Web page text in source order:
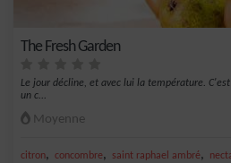
The Fresh Garden
Le jour décline, et avec lui la température.
un c...
Moyenne
citron, concombre, saint raphael ambré,